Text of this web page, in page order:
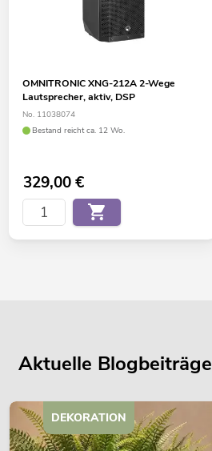
OMNITRONIC XNG-212A 2-Wege
Lautsprecher, aktiv, DSP
No. 11038074
Bestand reicht ca. 12 Wo.
329,00€
Aktuelle Blogbeiträge
DEKORATION